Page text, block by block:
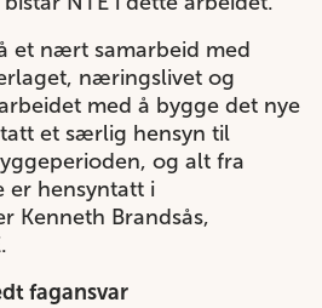
et nært samarbeid med
næringslivet og
med å bygge det nye
et særlig hensyn til
og alt fra
er hensyntatt i
Kenneth Brandsås,
fagansvar